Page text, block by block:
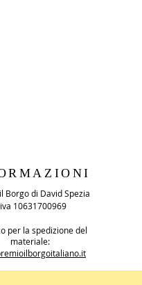
Borgo di David Spezia
10631700969
per la spedizione del
materiale: